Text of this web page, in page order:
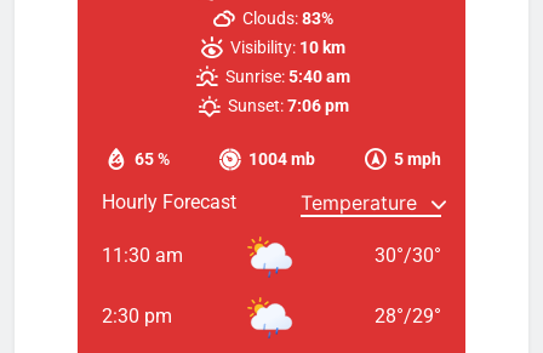
65 % 1004 mb 5 mph
Clouds:83%
Visibility: 10 km
Sunrise:5:40 am
Sunset: 7:06 pm
Hourly Forecast
11:30 am 30°/30°
2:30 pm 28°/29°